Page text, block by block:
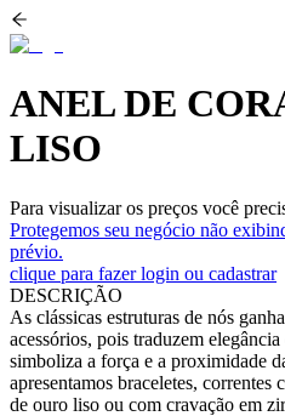
ANEL DE
LISO
Para visualizar os preços você
Protegemos seu negócio não
prévio.
clique para fazer login ou cadastrar
DESCRIÇÃO
As clássicas estruturas de nós
acessórios, pois traduzem
simboliza a força e a proximidade
apresentamos braceletes, correntes
de ouro liso ou com cravação em